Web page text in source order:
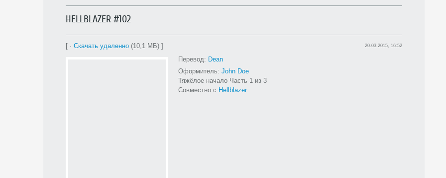
HELLBLAZER #102
[ · Скачать удаленно (10,1 МБ) ] 20.03.2015, 16:52
Перевод: Dean
Оформитель: John Doe
Тяжёлое начало Часть 1 из 3
Совместно с Hellblazer